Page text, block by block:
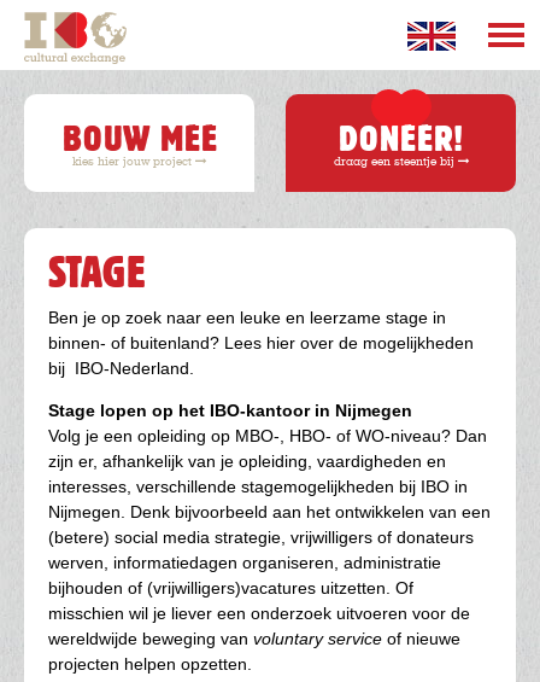
Overslaan
naar
BOUW MEE
kies hier jouw project
DONEER!
draag een steentje bij
STAGE
Ben je op zoek naar een leuke en leerzame stage in
binnen- of buitenland? Lees hier over de mogelijkheden
bij IBO-Nederland.
Stage lopen op het IBO-kantoor in Nijmegen
Volg je een opleiding op MBO-, HBO- of WO-niveau? Dan
zijn er, afhankelijk van je opleiding, vaardigheden en
interesses, verschillende stagemogelijkheden bij IBO in
Nijmegen. Denk bijvoorbeeld aan het ontwikkelen van een
(betere) social media strategie, vrijwilligers of donateurs
werven, informatiedagen organiseren, administratie
bijhouden of (vrijwilligers)vacatures uitzetten. Of
misschien wil je liever een onderzoek uitvoeren voor de
wereldwijde beweging van voluntary service of nieuwe
projecten helpen opzetten.